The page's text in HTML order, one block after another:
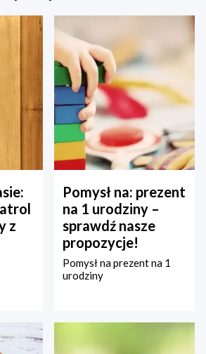
z
Pomysł na: prezent
na 1 urodziny –
sprawdź nasze
propozycje!
Pomysł na prezent na 1
urodziny